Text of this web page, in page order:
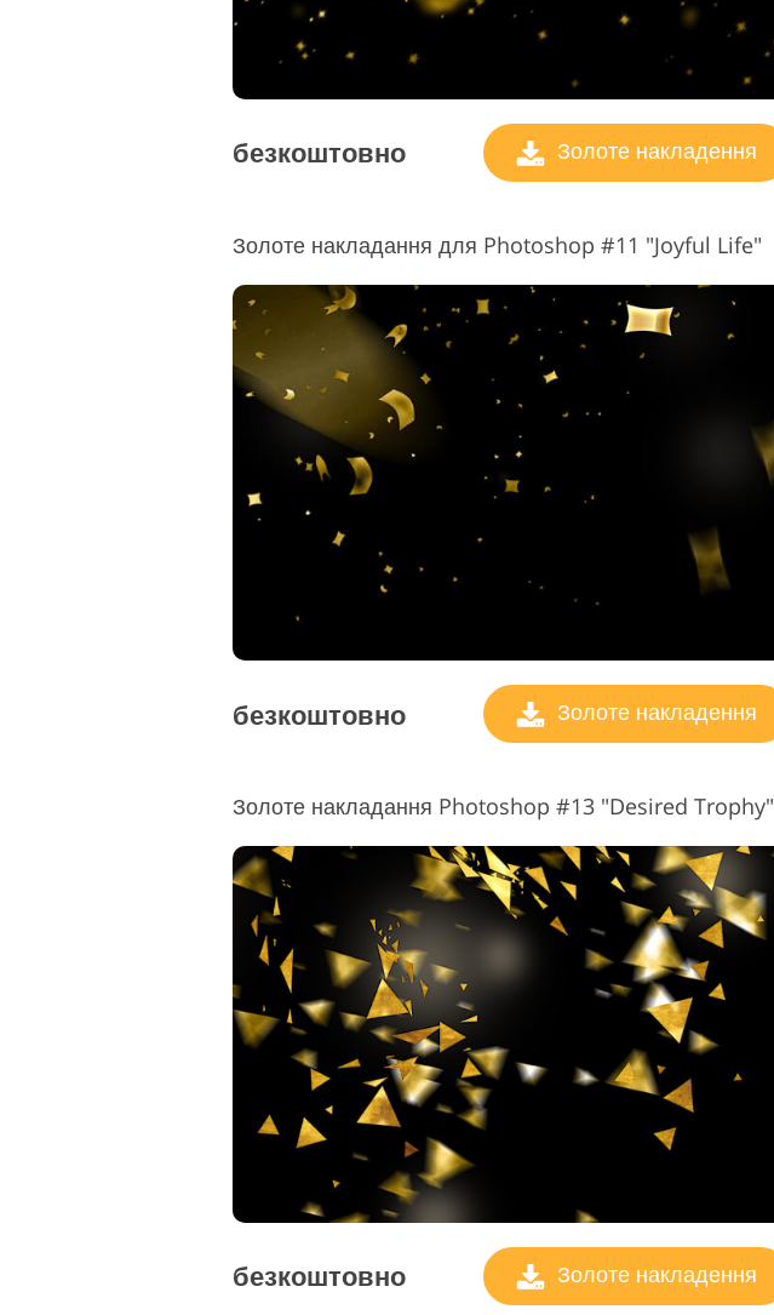
безкоштовно Золоте накладення
Золоте накладання для Photoshop #11 "Joyful Life"
безкоштовно Золоте накладення
Золоте накладання Photoshop #13 "Desired Trophy"
безкоштовно Золоте накладення